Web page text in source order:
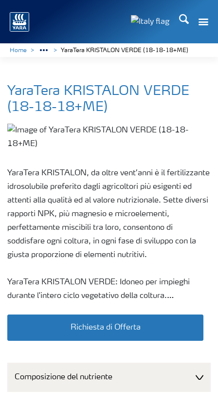
Cerca
Home YaraTera KRISTALON VERDE (18-18-18+ME)
YaraTera KRISTALON VERDE
(18-18-18+ME)
YaraTera KRISTALON, da oltre vent’anni è il fertilizzante
idrosolubile preferito dagli agricoltori più esigenti ed
attenti alla qualità ed al valore nutrizionale. Sette diversi
rapporti NPK, più magnesio e microelementi,
perfettamente miscibili tra loro, consentono di
soddisfare ogni coltura, in ogni fase di sviluppo con la
giusta proporzione di elementi nutritivi.
YaraTera KRISTALON VERDE: Idoneo per impieghi
durante l'intero ciclo vegetativo della coltura.
Richiesta di Offerta
Composizione del nutriente